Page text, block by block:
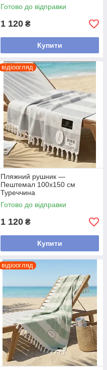
Готово до відправки
1 120 ₴
Купити
відіоогляд
Пляжний рушник —
Пештемал 100х150 см
Туреччина
Готово до відправки
1 120 ₴
Купити
відіоогляд